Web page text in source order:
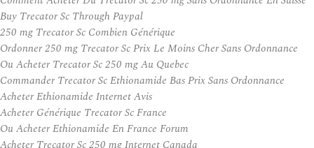
Buy Trecator Sc Through Paypal
250 mg Trecator Sc Combien Générique
Ordonner 250 mg Trecator Sc Prix Le Moins Cher Sans Ordonnance
Ou Acheter Trecator Sc 250 mg Au Quebec
Commander Trecator Sc Ethionamide Bas Prix Sans Ordonnance
Acheter Ethionamide Internet Avis
Acheter Générique Trecator Sc France
Ou Acheter Ethionamide En France Forum